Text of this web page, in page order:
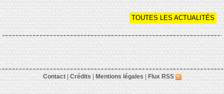
TOUTES LES ACTUALITÉS
Contact| Crédits| Mentions légales Flux RSS